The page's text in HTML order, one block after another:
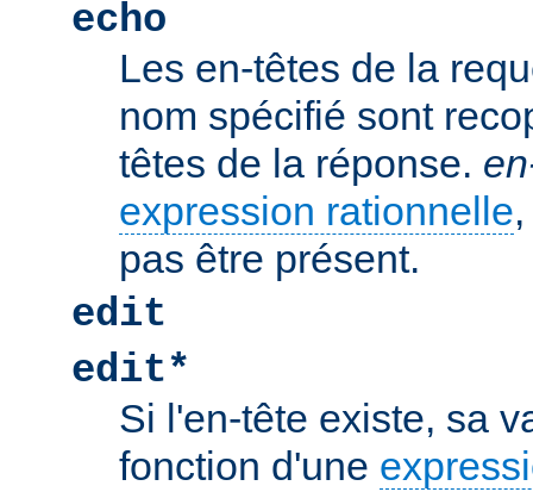
echo
Les en-têtes de la
nom spécifié sont
têtes de la réponse.
expression rationnelle
pas être présent.
edit
edit*
Si l'en-tête existe, sa
fonction d'une